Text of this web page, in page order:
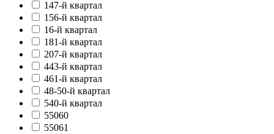
147-й квартал
156-й квартал
16-й квартал
181-й квартал
207-й квартал
443-й квартал
461-й квартал
48-50-й квартал
540-й квартал
55060
55061